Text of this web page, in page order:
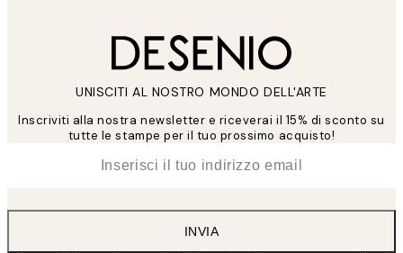
UNISCITI AL NOSTRO MONDO DELL'ARTE
Inscriviti alla nostra newsletter e riceverai il 15% di sconto su
tutte le stampe per il tuo prossimo acquisto!
INVIA